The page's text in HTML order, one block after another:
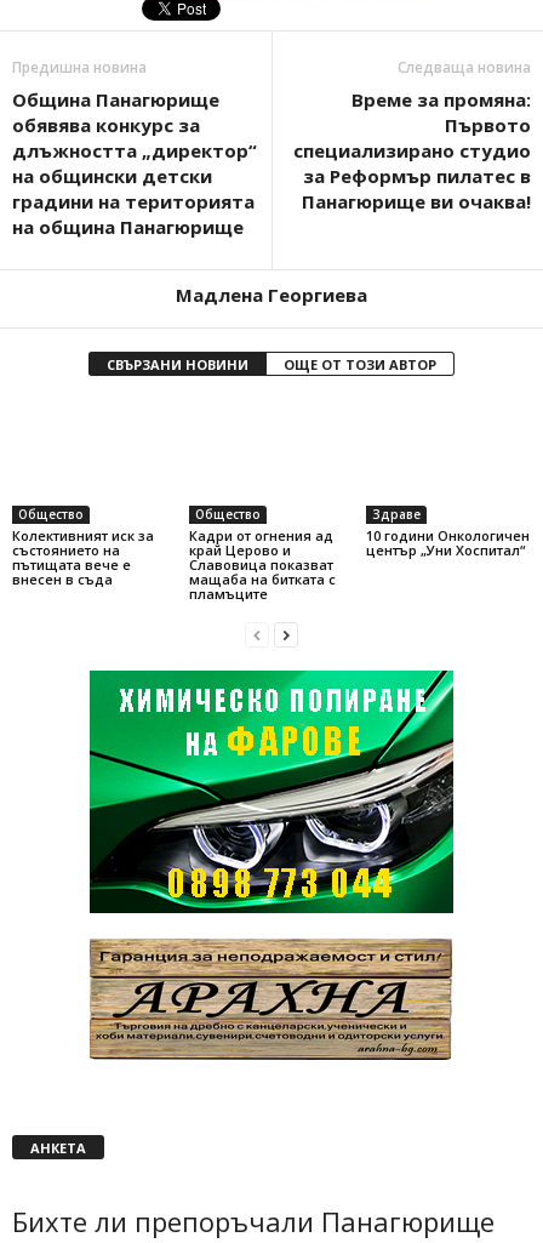
Предишна новина
Община Панагюрище
обявява конкурс за
длъжността „директор“
на общински детски
градини на територията
на община Панагюрище
Следваща новина
Време за промяна:
Първото
специализирано студио
за Реформър пилатес в
Панагюрище ви очаква!
Мадлена Георгиева
СВЪРЗАНИ НОВИНИ ОЩЕ ОТ ТОЗИ АВТОР
Общество
Колективният иск за
състоянието на
пътищата вече е
внесен в съда
Общество
Кадри от огнения ад
край Церово и
Славовица показват
мащаба на битката с
пламъците
Здраве
10 години Онкологичен
център „Уни Хоспитал“
АНКЕТА
Бихте ли препоръчали Панагюрище